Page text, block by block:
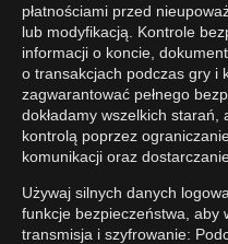
płatnościami przed
lub modyfikacją. Kontrole
informacji o koncie,
o transakcjach podczas gry i
zagwarantować pełnego
dokładamy wszelkich
kontrolą poprzez
komunikacji oraz
Używaj silnych danych
funkcje bezpieczeństwa, aby
transmisja i szyfrowanie: